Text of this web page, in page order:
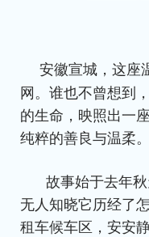
安徽宣城，这座
网。谁也不曾想到
的生命，映照出一
纯粹的善良与温柔。
故事始于去年
无人知晓它历经了
租车候车区，安安